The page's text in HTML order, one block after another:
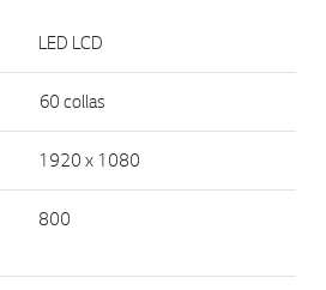
LED LCD
60 collas
1920 x 1080
800